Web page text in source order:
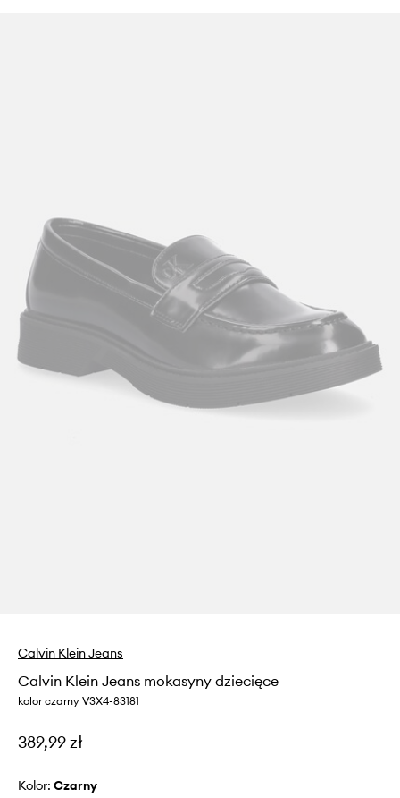
Calvin Klein Jeans
Calvin Klein Jeans mokasyny dziecięce
kolor czarny V3X4-83181
389,99 zł
Kolor: czarny